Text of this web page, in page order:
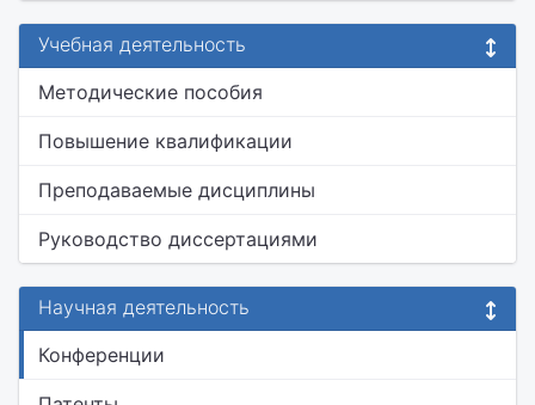
Учебная деятельность
Методические пособия
Повышение квалификации
Преподаваемые дисциплины
Руководство диссертациями
Научная деятельность
Конференции